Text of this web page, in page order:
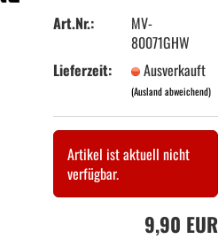
Art.Nr.:
MV-
80071GHW
Lieferzeit:
Ausverkauft
(Ausland abweichend)
Artikel ist aktuell nicht
verfügbar.
9,90 EUR